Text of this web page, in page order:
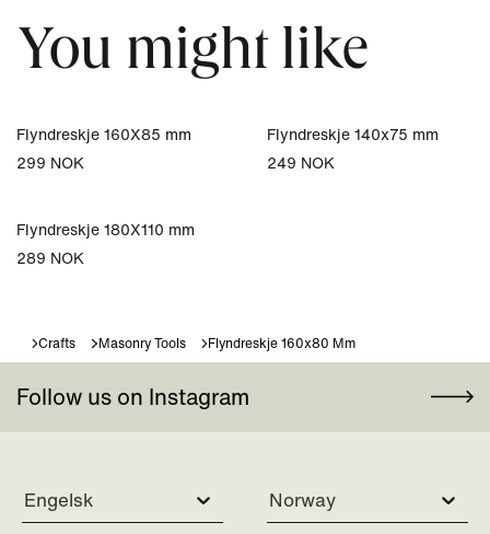
You might like
Flyndreskje 160X85 mm
299 NOK
Flyndreskje 140x75 mm
249 NOK
Flyndreskje 180X110 mm
289 NOK
Crafts Masonry Tools Flyndreskje 160x80 Mm
Follow us on Instagram
Engelsk Norway